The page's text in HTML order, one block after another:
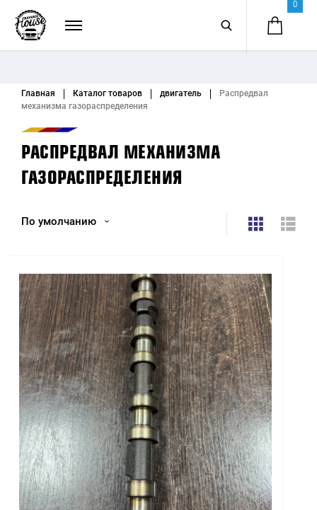
0
Главная Каталог товаров двигатель
Распредвал
механизма газораспределения
РАСПРЕДВАЛ МЕХАНИЗМА
ГАЗОРАСПРЕДЕЛЕНИЯ
По умолчанию
Название (А - Я)
Название (Я - А)
Цена (низкая > высокая)
Цена (высокая > низкая)
Рейтинг (начиная с
высокого)
Рейтинг (начиная с
низкого)
Модель (А - Я)